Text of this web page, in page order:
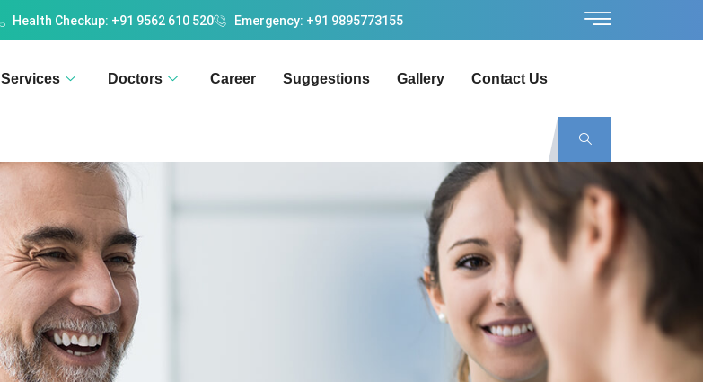
Health Checkup: +91 9562 610 520 Emergency: +91 9895773155
Services Doctors Career Suggestions Gallery Contact Us